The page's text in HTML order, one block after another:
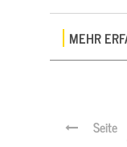
MEHR
Seite